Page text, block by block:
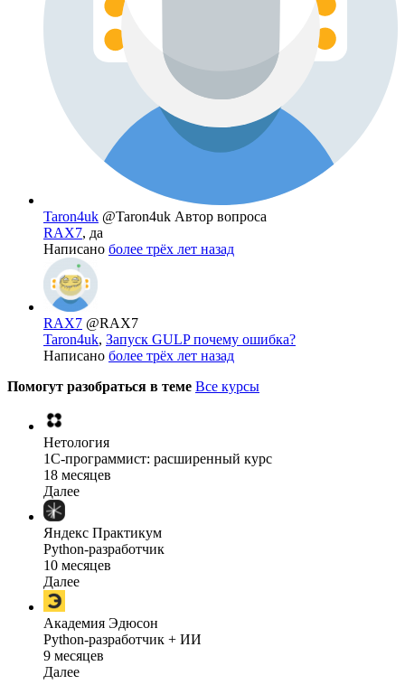
Taron4uk @Taron4uk Автор вопроса
RAX7, да
Написано более трёх лет назад
RAX7 @RAX7
Taron4uk, Запуск GULP почему ошибка?
Написано более трёх лет назад
Помогут разобраться в теме Все курсы
Нетология
1C-программист: расширенный курс
18 месяцев
Далее
Яндекс Практикум
Python-разработчик
10 месяцев
Далее
Академия Эдюсон
Python-разработчик + ИИ
9 месяцев
Далее